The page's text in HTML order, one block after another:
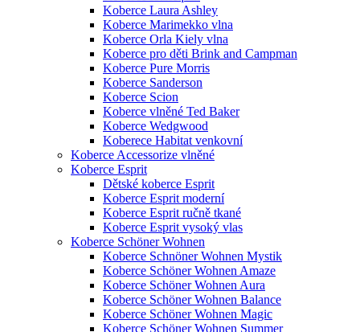
Koberce Laura Ashley
Koberce Marimekko vlna
Koberce Orla Kiely vlna
Koberce pro děti Brink and Campman
Koberce Pure Morris
Koberce Sanderson
Koberce Scion
Koberce vlněné Ted Baker
Koberce Wedgwood
Koberece Habitat venkovní
Koberce Accessorize vlněné
Koberce Esprit
Dětské koberce Esprit
Koberce Esprit moderní
Koberce Esprit ručně tkané
Koberce Esprit vysoký vlas
Koberce Schöner Wohnen
Koberce Schnöner Wohnen Mystik
Koberce Schöner Wohnen Amaze
Koberce Schöner Wohnen Aura
Koberce Schöner Wohnen Balance
Koberce Schöner Wohnen Magic
Koberce Schöner Wohnen Summer